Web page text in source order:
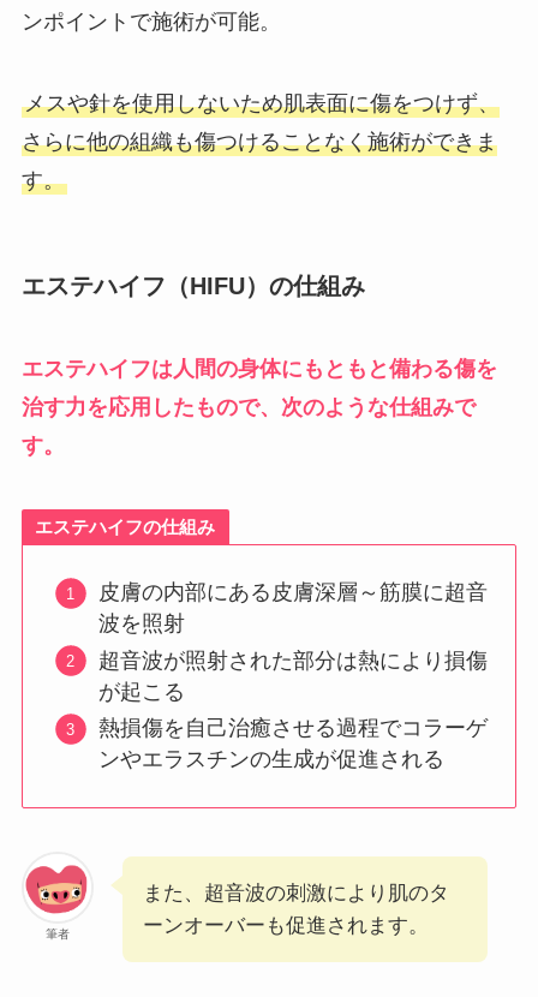
ンポイントで施術が可能。
メスや針を使用しないため肌表面に傷をつけず、
さらに他の組織も傷つけることなく施術ができま
す。
エステハイフ（HIFU）の仕組み
エステハイフは人間の身体にもともと備わる傷を
治す力を応用したもので、次のような仕組みで
す。
エステハイフの仕組み
皮膚の内部にある皮膚深層～筋膜に超音
波を照射
超音波が照射された部分は熱により損傷
が起こる
熱損傷を自己治癒させる過程でコラーゲ
ンやエラスチンの生成が促進される
筆者
また、超音波の刺激により肌のタ
ーンオーバーも促進されます。